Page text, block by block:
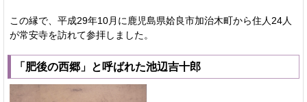
この縁で、平成29年10月に鹿児島県姶良市加治木町から住人24人
が常安寺を訪れて参拝しました。
「肥後の西郷」と呼ばれた池辺吉十郎